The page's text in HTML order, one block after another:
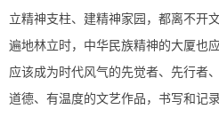
立精神支柱、建精神家园，都离不开
遍地林立时，中华民族精神的大厦也
应该成为时代风气的先觉者、先行者
道德、有温度的文艺作品，书写和记